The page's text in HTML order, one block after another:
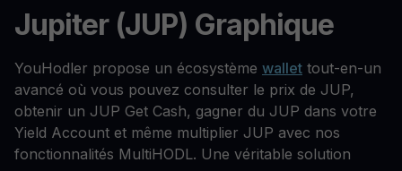
Jupiter (JUP) Graphique
YouHodler propose un écosystème wallet tout-en-un
avancé où vous pouvez consulter le prix de JUP,
obtenir un JUP Get Cash, gagner du JUP dans votre
Yield Account et même multiplier JUP avec nos
fonctionnalités MultiHODL. Une véritable solution